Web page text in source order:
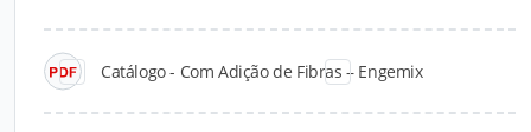
Catálogo - Com Adição de Fibras – Engemix